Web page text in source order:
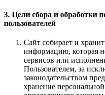
3. Цели сбора и обработки
пользователей
Сайт собирает и
информацию, которая
сервисов или
Пользователем, за
законодательством
хранение